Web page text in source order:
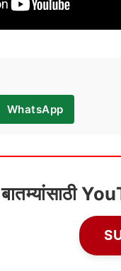
WhatsApp
बातम्यांसाठी